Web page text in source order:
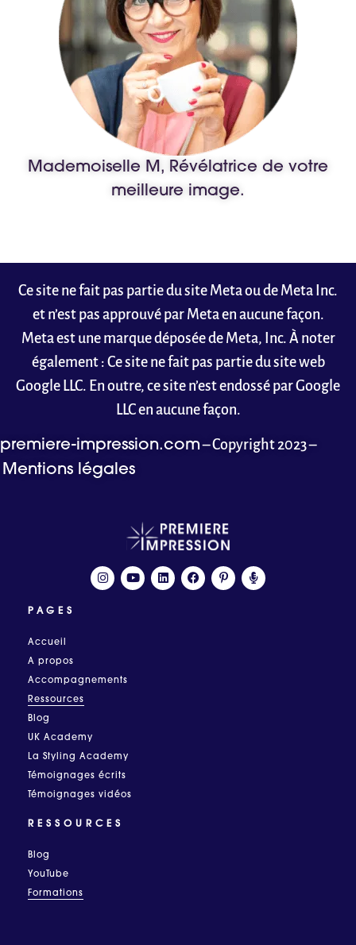
Mademoiselle M, Révélatrice de votre
meilleure image.
Ce site ne fait pas partie du site Meta ou de Meta Inc.
et n’est pas approuvé par Meta en aucune façon.
Meta est une marque déposée de Meta, Inc. À noter
également : Ce site ne fait pas partie du site web
Google LLC. En outre, ce site n’est endossé par Google
LLC en aucune façon.
premiere-impression.com– Copyright 2023 –
Mentions légales
PAGES
Accueil
A propos
Accompagnements
Ressources
Blog
UK Academy
La Styling Academy
Témoignages écrits
Témoignages vidéos
RESSOURCES
Blog
YouTube
Formations